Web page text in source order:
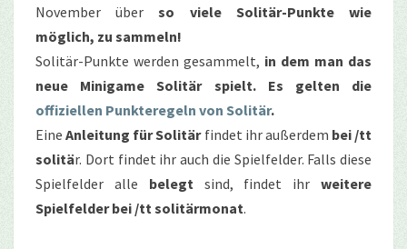
November überso viele Solitär-Punkte wie
möglich, zu sammeln!
Solitär-Punkte werden gesammelt, in dem man das
neue Minigame Solitär spielt. Es gelten die
offiziellen Punkteregeln von Solitär.
EineAnleitung für Solitärfindet ihr außerdem bei /tt
solitär. Dort findet ihr auch die Spielfelder. Falls diese
Spielfelder alle belegt sind, findet ihrweitere
Spielfelder bei /tt solitärmonat.